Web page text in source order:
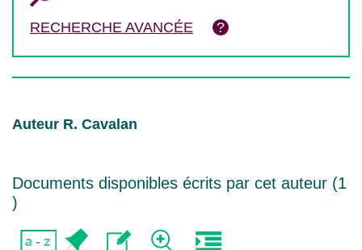
RECHERCHE AVANCÉE
Auteur R. Cavalan
Documents disponibles écrits par cet auteur (1
)